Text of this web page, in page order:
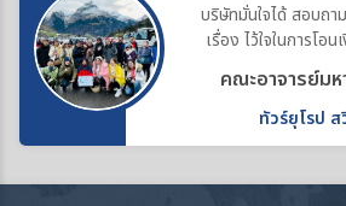
บริษัทมั่นใจได้ สอบถา
เรื่อง ไว้ใจในการโอ
ประทั
คณะอาจารย์ม
ทัวร์ยุโรป